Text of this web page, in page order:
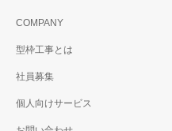
COMPANY
型枠工事とは
社員募集
個人向けサービス